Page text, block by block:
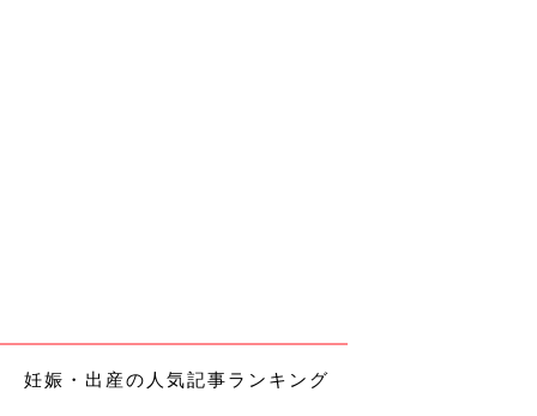
ちをすることに…。夫が到着し、手を握って痛い時は息を吐い
て、何とかまぎらわすを繰り返してました。点滴の種類をさらに
妊娠・出産の人気記事ランキング